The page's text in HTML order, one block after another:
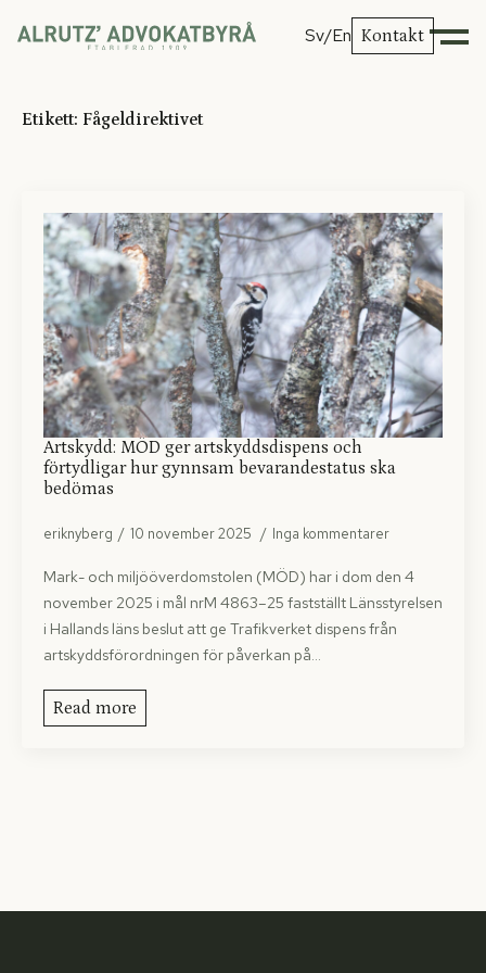
Sv/En Kontakt
Etikett: Fågeldirektivet
Artskydd: MÖD ger artskyddsdispens och
förtydligar hur gynnsam bevarandestatus ska
bedömas
eriknyberg 10 november 2025 Inga kommentarer
Mark- och miljööverdomstolen (MÖD) har i dom den 4
november 2025 i mål nrM 4863–25 fastställt Länsstyrelsen
i Hallands läns beslut att ge Trafikverket dispens från
artskyddsförordningen för påverkan på…
Read more